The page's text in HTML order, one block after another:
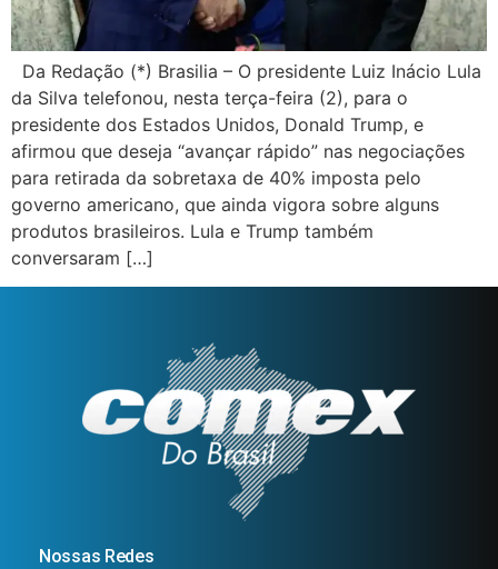
Da Redação (*) Brasilia – O presidente Luiz Inácio Lula
da Silva telefonou, nesta terça-feira (2), para o
presidente dos Estados Unidos, Donald Trump, e
afirmou que deseja “avançar rápido” nas negociações
para retirada da sobretaxa de 40% imposta pelo
governo americano, que ainda vigora sobre alguns
produtos brasileiros. Lula e Trump também
conversaram […]
Nossas Redes